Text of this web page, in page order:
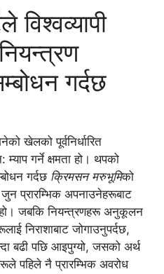
गर्दछ
खेलको पूर्वनिर्धारित
गर्ने क्षमता हो। थपको
गर्दछ क्रिमसन मरुभूमिको
प्रारम्भिक अपनाउनेहरूबाट
हो। जबकि नियन्त्रणहरू अनुकूलन
निराशाबाट जोगाउनुपर्दछ,
बढी पछि आइपुग्यो, जसको अर्थ
पहिले नै प्रारम्भिक अवरोध